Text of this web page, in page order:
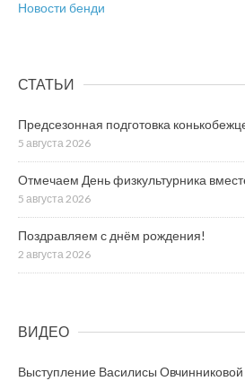
Новости бенди
СТАТЬИ
Предсезонная подготовка
5 августа 2026
Отмечаем День физкультурника
5 августа 2026
Поздравляем с днём рождения!
2 августа 2026
ВИДЕО
Выступление Василисы Овчинниковой